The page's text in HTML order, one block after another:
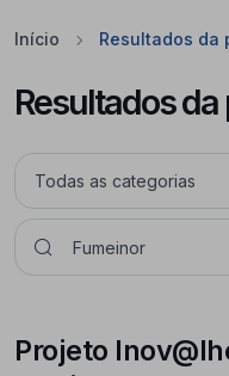
Início Resultados da
Resultados
Projeto